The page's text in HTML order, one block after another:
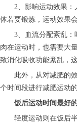
2、影响运动效果：
体若要锻炼，运动效果会
3、血流分配紊乱：
肉在运动时，也需要大
致消化吸收功能紊乱，
此外，从对减肥的效
个时间段进行减肥运动
饭后运动时间最好
轻度运动则在饭后半